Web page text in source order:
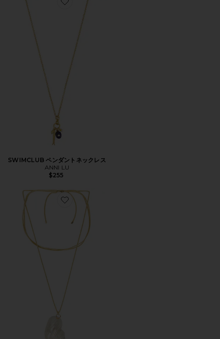
Favorite SWIMCLUB ペンダントネックレス
SWIMCLUB ペンダントネックレス
ANNI LU
$255
Favorite SHELL ノースリーブ